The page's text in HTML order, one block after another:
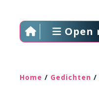
Open
Home / Gedichten /